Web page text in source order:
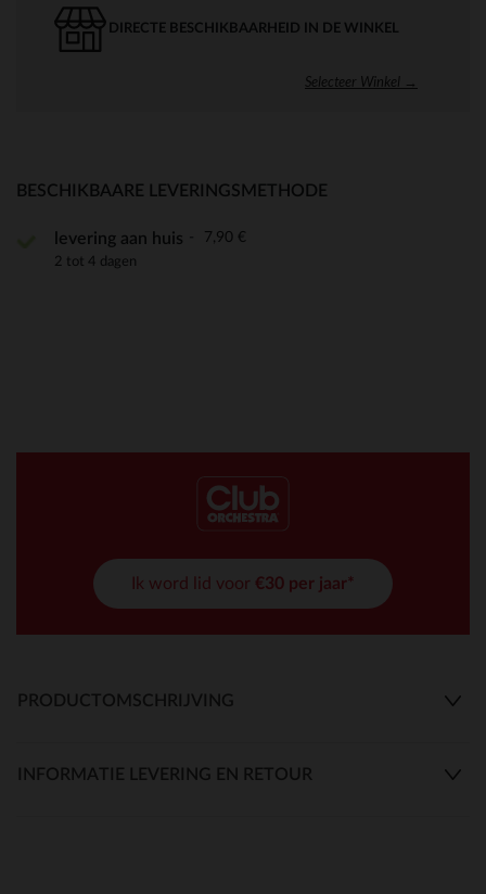
DIRECTE BESCHIKBAARHEID IN DE WINKEL
Selecteer Winkel →
BESCHIKBAARE LEVERINGSMETHODE
levering aan huis 7,90 €
2 tot 4 dagen
Ik word lid voor €30 per jaar*
PRODUCTOMSCHRIJVING
INFORMATIE LEVERING EN RETOUR